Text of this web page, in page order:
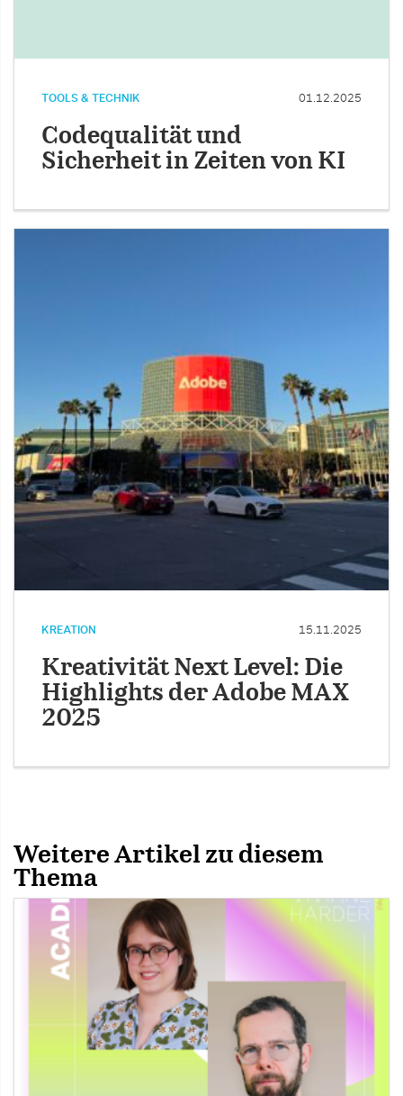
TOOLS & TECHNIK 01.12.2025
Codequalität und
Sicherheit in Zeiten von KI
KREATION 15.11.2025
Kreativität Next Level: Die
Highlights der Adobe MAX
2025
Weitere Artikel zu diesem
Thema